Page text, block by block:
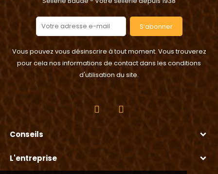
S’abonner
Vous pouvez vous désinscrire à tout moment. Vous trouverez
pour cela nos informations de contact dans les conditions
d'utilisation du site.
Conseils
L'entreprise